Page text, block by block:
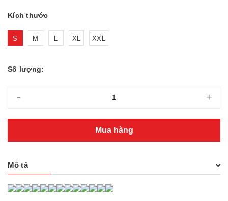
Kích thước
S M L XL XXL
Số lượng:
- +
Mua hàng
Mô tả